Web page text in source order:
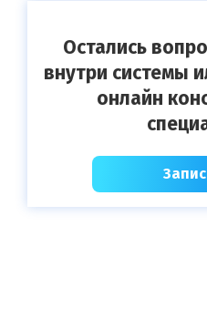
Остались
внутри системы
онлайн